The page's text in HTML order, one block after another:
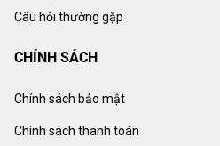
Câu hỏi thường gặp
CHÍNH SÁCH
Chính sách bảo mật
Chính sách thanh toán